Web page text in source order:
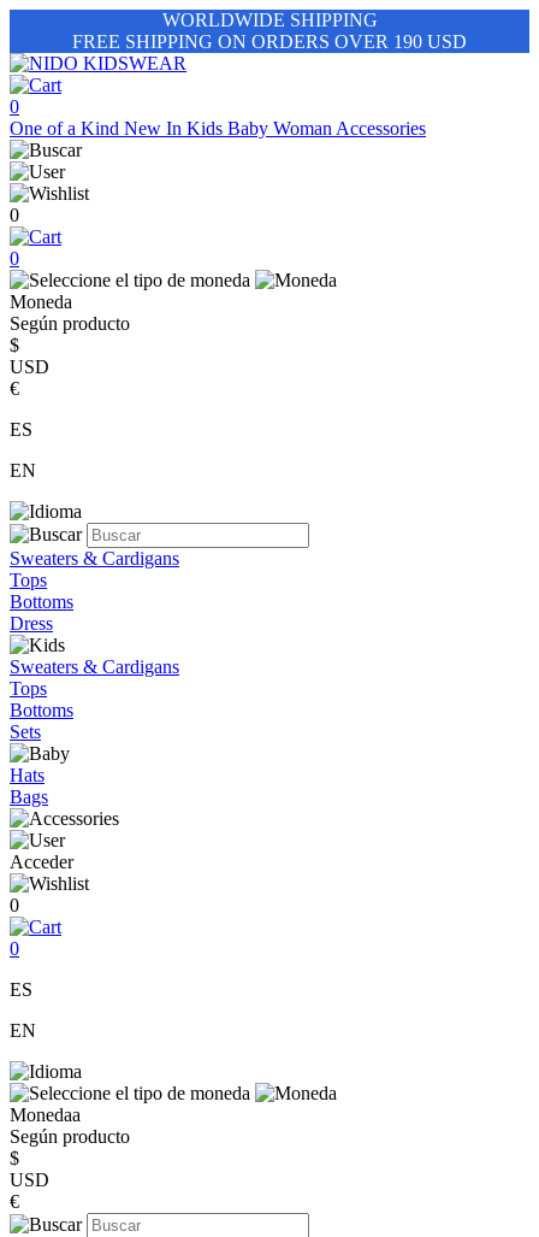
WORLDWIDE SHIPPING
FREE SHIPPING ON ORDERS OVER 190 USD
0
One of a Kind New In Kids Baby Woman Accessories
0
0
Moneda
Según producto
$
USD
€
ES
EN
Sweaters & Cardigans
Tops
Bottoms
Dress
Sweaters & Cardigans
Tops
Bottoms
Sets
Hats
Bags
Acceder
0
0
ES
EN
Monedaa
Según producto
$
USD
€